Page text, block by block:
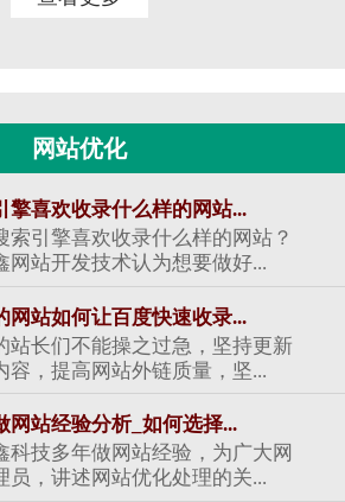
网站优化
擎喜欢收录什么样的网站...
索引擎喜欢收录什么样的网站？
网站开发技术认为想要做好...
网站如何让百度快速收录...
站长们不能操之过急，坚持更新
容，提高网站外链质量，坚...
网站经验分析_如何选择...
科技多年做网站经验，为广大网
员，讲述网站优化处理的关...